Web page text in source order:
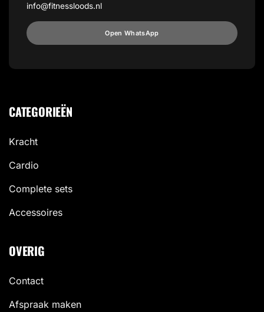
info@fitnessloods.nl
Open WhatsApp
CATEGORIEËN
Kracht
Cardio
Complete sets
Accessoires
OVERIG
Contact
Afspraak maken